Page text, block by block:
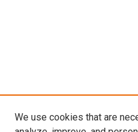
We use cookies that are